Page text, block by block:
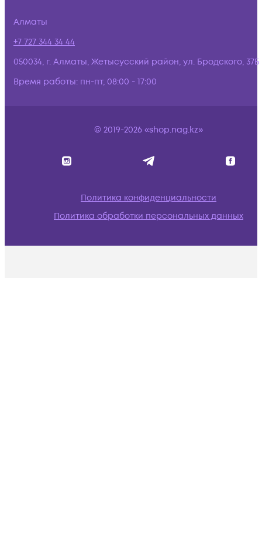
Алматы
+7 727 344 34 44
050034, г. Алматы, Жетысусский район, ул. Бродского, 37Б
Время работы: пн-пт, 08:00 - 17:00
© 2019-2026 «shop.nag.kz»
Политика конфиденциальности
Политика обработки персональных данных